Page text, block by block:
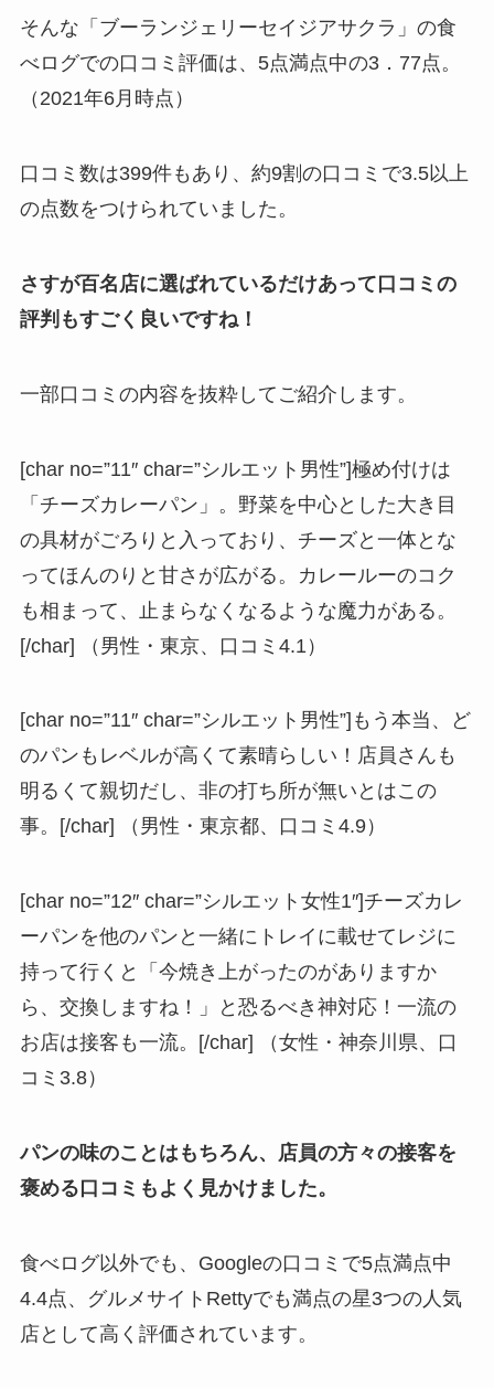
そんな「ブーランジェリーセイジアサクラ」の食
べログでの口コミ評価は、5点満点中の3．77点。
（2021年6月時点）
口コミ数は399件もあり、約9割の口コミで3.5以上
の点数をつけられていました。
さすが百名店に選ばれているだけあって口コミの
評判もすごく良いですね！
一部口コミの内容を抜粋してご紹介します。
[char no=”11″ char=”シルエット男性”]極め付けは
「チーズカレーパン」。野菜を中心とした大き目
の具材がごろりと入っており、チーズと一体とな
ってほんのりと甘さが広がる。カレールーのコク
も相まって、止まらなくなるような魔力がある。
[/char] （男性・東京、口コミ4.1）
[char no=”11″ char=”シルエット男性”]もう本当、ど
のパンもレベルが高くて素晴らしい！店員さんも
明るくて親切だし、非の打ち所が無いとはこの
事。[/char] （男性・東京都、口コミ4.9）
[char no=”12″ char=”シルエット女性1″]チーズカレ
ーパンを他のパンと一緒にトレイに載せてレジに
持って行くと「今焼き上がったのがありますか
ら、交換しますね！」と恐るべき神対応！一流の
お店は接客も一流。[/char] （女性・神奈川県、口
コミ3.8）
パンの味のことはもちろん、店員の方々の接客を
褒める口コミもよく見かけました。
食べログ以外でも、Googleの口コミで5点満点中
4.4点、グルメサイトRettyでも満点の星3つの人気
店として高く評価されています。